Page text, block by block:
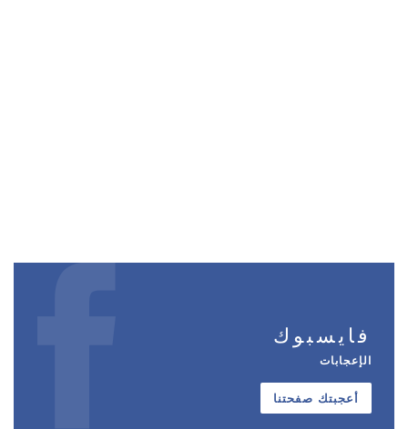
فايسبوك
الإعجابات
أعجبتك صفحتنا